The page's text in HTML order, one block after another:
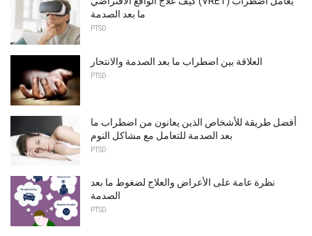
ما بعد الصدمة
PTSD
العلاقة بين اضطراب ما بعد الصدمة والانتحار
PTSD
أفضل طريقة للأشخاص الذين يعانون من اضطراب ما
بعد الصدمة للتعامل مع مشاكل النوم
PTSD
نظرة عامة على الأعراض والعلاج لضغوط ما بعد
الصدمة
PTSD